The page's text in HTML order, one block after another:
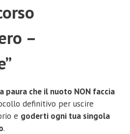
–
paura che il nuoto NON faccia
definitivo per uscire
e goderti ogni tua singola
.